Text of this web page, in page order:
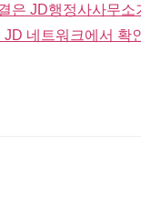
은 JD행정사사무소
JD 네트워크에서 확